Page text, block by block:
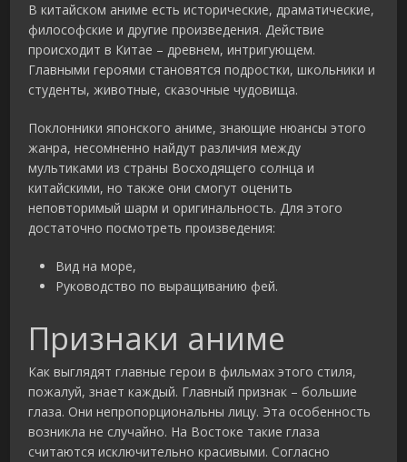
В китайском аниме есть исторические, драматические,
философские и другие произведения. Действие
происходит в Китае – древнем, интригующем.
Главными героями становятся подростки, школьники и
студенты, животные, сказочные чудовища.
Поклонники японского аниме, знающие нюансы этого
жанра, несомненно найдут различия между
мультиками из страны Восходящего солнца и
китайскими, но также они смогут оценить
неповторимый шарм и оригинальность. Для этого
достаточно посмотреть произведения:
Вид на море,
Руководство по выращиванию фей.
Признаки аниме
Как выглядят главные герои в фильмах этого стиля,
пожалуй, знает каждый. Главный признак – большие
глаза. Они непропорциональны лицу. Эта особенность
возникла не случайно. На Востоке такие глаза
считаются исключительно красивыми. Согласно